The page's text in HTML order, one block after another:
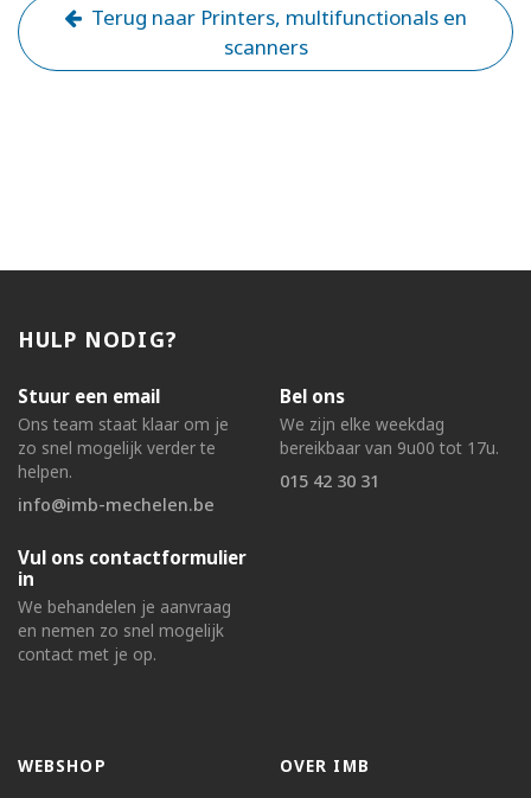
Terug naar Printers, multifunctionals en
scanners
HULP NODIG?
Stuur een email
Ons team staat klaar om je
zo snel mogelijk verder te
helpen.
info@imb-mechelen.be
Bel ons
We zijn elke weekdag
bereikbaar van 9u00 tot 17u.
015 42 30 31
Vul ons contactformulier
in
We behandelen je aanvraag
en nemen zo snel mogelijk
contact met je op.
WEBSHOP OVER IMB